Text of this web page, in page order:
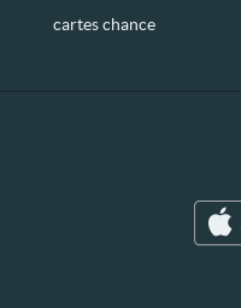
cartes chance